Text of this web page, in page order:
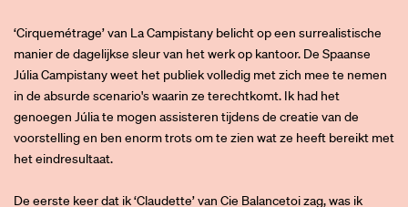
‘Cirquemétrage’van La Campistany belicht op een surrealistische
manier de dagelijkse sleur van het werk op kantoor. De Spaanse
Júlia Campistany weet het publiek volledig met zich mee te nemen
in de absurde scenario's waarin ze terechtkomt. Ik had het
genoegen Júlia te mogen assisteren tijdens de creatie van de
voorstelling en ben enorm trots om te zien wat ze heeft bereikt met
het eindresultaat.
De eerste keer dat ik ‘Claudette’ van Cie Balancetoi zag, was ik
Inzoomen